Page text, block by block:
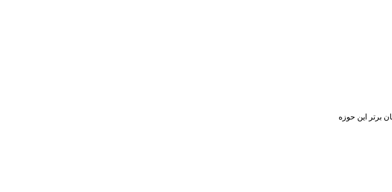
برتر این حوزه